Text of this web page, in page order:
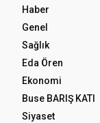
Haber
Genel
Sağlık
Eda Ören
Ekonomi
Buse BARIŞ KATI
Siyaset